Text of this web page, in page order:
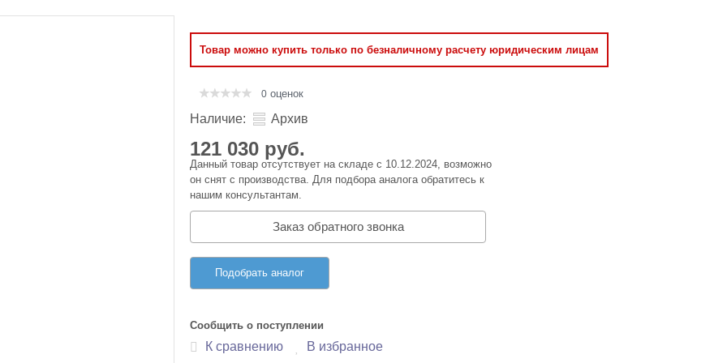
Товар можно купить только по безналичному расчету юридическим лицам
0 оценок
Наличие: Архив
121 030 руб.
Данный товар отсутствует на складе с 10.12.2024, возможно
он снят с производства. Для подбора аналога обратитесь к
нашим консультантам.
Заказ обратного звонка
Подобрать аналог
Сообщить о поступлении
К сравнению В избранное
память